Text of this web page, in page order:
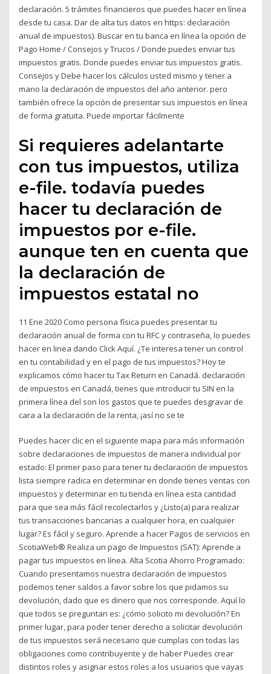
declaración. 5 trámites financieros que puedes hacer en línea
desde tu casa. Dar de alta tus datos en https: declaración
anual de impuestos). Buscar en tu banca en línea la opción de
Pago Home / Consejos y Trucos / Donde puedes enviar tus
impuestos gratis. Donde puedes enviar tus impuestos gratis.
Consejos y Debe hacer los cálculos usted mismo y tener a
mano la declaración de impuestos del año anterior. pero
también ofrece la opción de presentar sus impuestos en línea
de forma gratuita. Puede importar fácilmente
Si requieres adelantarte
con tus impuestos, utiliza
e-file. todavía puedes
hacer tu declaración de
impuestos por e-file.
aunque ten en cuenta que
la declaración de
impuestos estatal no
11 Ene 2020 Como persona física puedes presentar tu
declaración anual de forma con tu RFC y contraseña, lo puedes
hacer en linea dando Click Aquí. ¿Te interesa tener un control
en tu contabilidad y en el pago de tus impuestos? Hoy te
explicamos cómo hacer tu Tax Return en Canadá. declaración
de impuestos en Canadá, tienes que introducir tu SIN en la
primera línea del son los gastos que te puedes desgravar de
cara a la declaración de la renta, ¡así no se te
Puedes hacer clic en el siguiente mapa para más información
sobre declaraciones de impuestos de manera individual por
estado: El primer paso para tener tu declaración de impuestos
lista siempre radica en determinar en donde tienes ventas con
impuestos y determinar en tu tienda en línea esta cantidad
para que sea más fácil recolectarlos y ¿Listo(a) para realizar
tus transacciones bancarias a cualquier hora, en cualquier
lugar? Es fácil y seguro. Aprende a hacer Pagos de servicios en
ScotiaWeb® Realiza un pago de Impuestos (SAT): Aprende a
pagar tus impuestos en línea. Alta Scotia Ahorro Programado:
Cuando presentamos nuestra declaración de impuestos
podemos tener saldos a favor sobre los que pidamos su
devolución, dado que es dinero que nos corresponde. Aquí lo
que todos se preguntan es: ¿cómo solicito mi devolución? En
primer lugar, para poder tener derecho a solicitar devolución
de tus impuestos será necesario que cumplas con todas las
obligaciones como contribuyente y de haber Puedes crear
distintos roles y asignar estos roles a los usuarios que vayas